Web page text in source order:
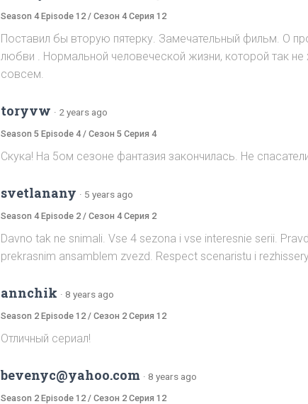
Season 4 Episode 12 / Сезон 4 Серия 12
Поставил бы вторую пятерку. Замечательный фильм. О
любви . Нормальной человеческой жизни, которой так
совсем.
toryvw · 2 years ago
Season 5 Episode 4 / Сезон 5 Серия 4
Скука! На 5ом cезоне фантазия закончилась. Не
svetlanany · 5 years ago
Season 4 Episode 2 / Сезон 4 Серия 2
Davno tak ne snimali. Vse 4 sezona i vse interesnie serii.
prekrasnim ansamblem zvezd. Respect scenaristu i
annchik · 8 years ago
Season 2 Episode 12 / Сезон 2 Серия 12
Отличный сериал!
bevenyc@yahoo.com · 8 years ago
Season 2 Episode 12 / Сезон 2 Серия 12